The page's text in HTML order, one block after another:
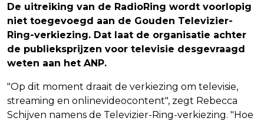
De uitreiking van de RadioRing wordt voorlopig
niet toegevoegd aan de Gouden Televizier-
Ring-verkiezing. Dat laat de organisatie achter
de publieksprijzen voor televisie desgevraagd
weten aan het ANP.
"Op dit moment draait de verkiezing om televisie,
streaming en onlinevideocontent", zegt Rebecca
Schijven namens de Televizier-Ring-verkiezing. "Hoe